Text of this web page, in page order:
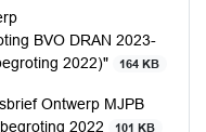
BVO DRAN 2023-
2022)"
164 KB
Ontwerp MJPB
2022
101 KB